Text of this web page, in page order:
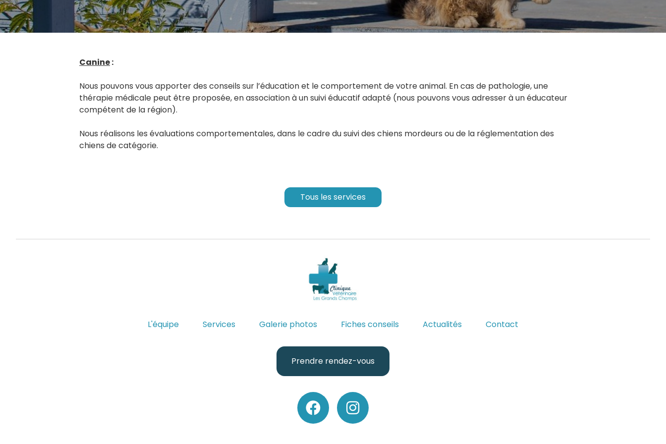
Canine:
Nous pouvons vous apporter des conseils sur l’éducation et le comportement de votre animal. En cas de pathologie, une
thérapie médicale peut être proposée, en association à un suivi éducatif adapté (nous pouvons vous adresser à un éducateur
compétent de la région).
Nous réalisons les évaluations comportementales, dans le cadre du suivi des chiens mordeurs ou de la réglementation des
chiens de catégorie.
Tous les services
L'équipe Services Galerie photos Fiches conseils Actualités Contact
Prendre rendez-vous